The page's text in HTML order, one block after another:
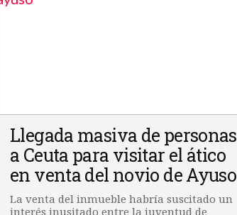
Llegada masiva de personas
a Ceuta para visitar el ático
en venta del novio de Ayuso
La venta del inmueble habría suscitado un
interés inusitado entre la juventud de